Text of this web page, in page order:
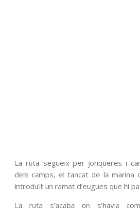
La ruta segueix per jonqueres i
dels camps, el tancat de la marina
introduït un ramat d’eugues que hi
La ruta s’acaba on s’havia